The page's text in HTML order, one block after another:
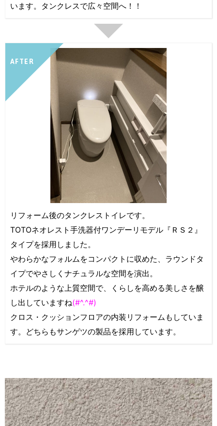
います。タンクレスで広々空間へ！！
AFTER
リフォーム後のタンクレストイレです。
TOTOネオレスト手洗器付ワンデーリモデル『ＲＳ２』
タイプを採用しました。
やわらかなフォルムをコンパクトに収めた、ラウンドタ
イプでやさしくナチュラルな空間を演出。
ホテルのような上質空間で、くらしを高める美しさを醸
し出していますね(#^.^#)
クロス・クッションフロアの内装リフォームもしていま
す。どちらもサンゲツの製品を採用しています。